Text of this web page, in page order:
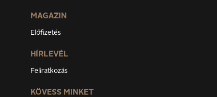
MAGAZIN
Előfizetés
HÍRLEVÉL
Feliratkozás
KÖVESS MINKET